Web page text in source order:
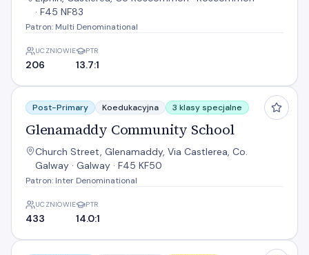
· F45 NF83
Patron: Multi Denominational
UCZNIOWIE
206
PTR
13.7:1
Glenamaddy Community School
Post-Primary Koedukacyjna 3 klasy specjalne
Glenamaddy Community School
Church Street, Glenamaddy, Via Castlerea, Co.
Galway · Galway · F45 KF50
Patron: Inter Denominational
UCZNIOWIE
433
PTR
14.0:1
St Nathy's College